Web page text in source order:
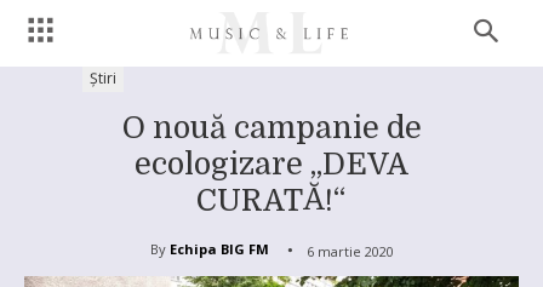
Știri
O nouă campanie de
ecologizare „DEVA
CURATĂ!“
By Echipa BIG FM 6 martie 2020